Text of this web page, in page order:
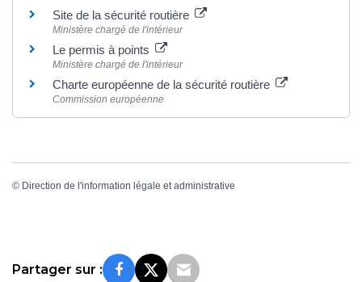
Site de la sécurité routière
Ministère chargé de l'intérieur
Le permis à points
Ministère chargé de l'intérieur
Charte européenne de la sécurité routière
Commission européenne
© Direction de l'information légale et administrative
Partager sur :